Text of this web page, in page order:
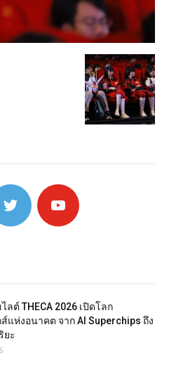
ลต์ THECA 2026 เปิดโลก
แห่งอนาคต จาก AI Superchips ถึง
ยะ